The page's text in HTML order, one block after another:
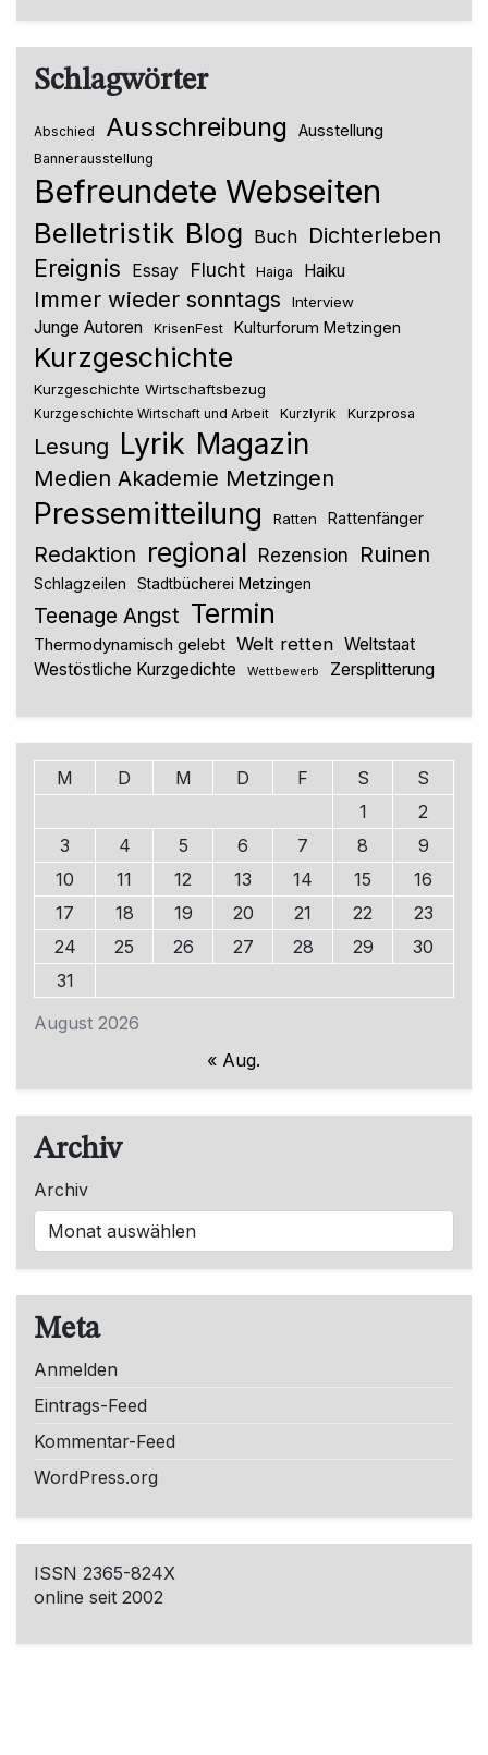
Schlagwörter
Abschied Ausschreibung Ausstellung
Bannerausstellung
Befreundete Webseiten
Belletristik Blog Buch Dichterleben
Ereignis Essay Flucht Haiga Haiku
Immer wieder sonntags Interview
Junge Autoren KrisenFest Kulturforum Metzingen
Kurzgeschichte
Kurzgeschichte Wirtschaftsbezug
Kurzgeschichte Wirtschaft und Arbeit Kurzlyrik Kurzprosa
Lesung Lyrik Magazin
Medien Akademie Metzingen
Pressemitteilung Ratten Rattenfänger
Redaktion regional Rezension Ruinen
Schlagzeilen Stadtbücherei Metzingen
Teenage Angst Termin
Thermodynamisch gelebt Welt retten Weltstaat
Westöstliche Kurzgedichte
Wettbewerb Zersplitterung
August 2026
M D M D F S
S
1
2
3
4 5 6 7 8
9
10
11 12 13 14 15
16
17
18 19 20 21 22
23
24
25 26 27 28 29
30
31
« Aug.
Archiv
Archiv
Meta
Anmelden
Eintrags-Feed
Kommentar-Feed
WordPress.org
ISSN 2365-824X
online seit 2002